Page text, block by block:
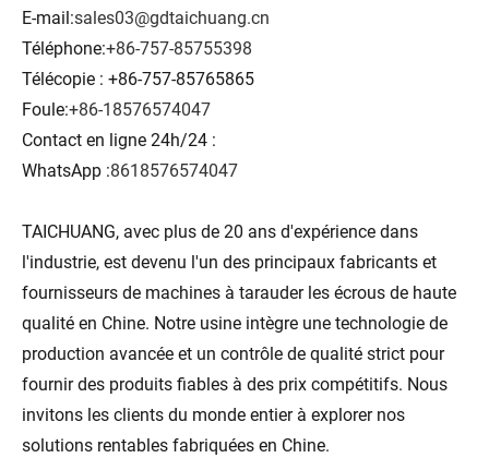
E-mail:sales03@gdtaichuang.cn
Téléphone:+86-757-85755398
Télécopie : +86-757-85765865
Foule:+86-18576574047
Contact en ligne 24h/24 :
WhatsApp :8618576574047
TAICHUANG, avec plus de 20 ans d'expérience dans
l'industrie, est devenu l'un des principaux fabricants et
fournisseurs de machines à tarauder les écrous de haute
qualité en Chine. Notre usine intègre une technologie de
production avancée et un contrôle de qualité strict pour
fournir des produits fiables à des prix compétitifs. Nous
invitons les clients du monde entier à explorer nos
solutions rentables fabriquées en Chine.